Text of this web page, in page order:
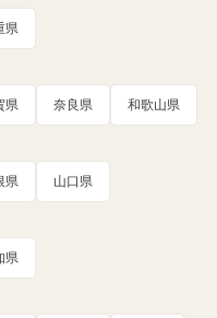
県
県 奈良県 和歌山県
県 山口県
県